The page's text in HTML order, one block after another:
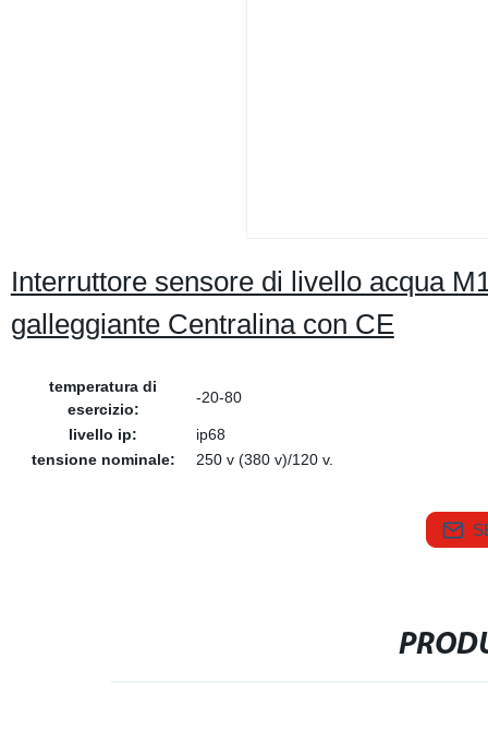
Interruttore sensore di livello acqua
galleggiante Centralina con CE
temperatura di
esercizio:
-20-80
livello ip:
ip68
tensione nominale:
250 v (380 v)/120 v.